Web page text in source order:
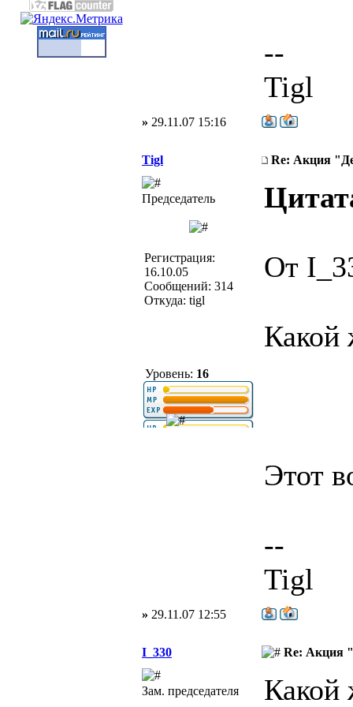
--
Tigl
» 29.11.07 15:16
Tigl Re: Акция
Председатель
Регистрация:
16.10.05
Сообщений: 314
Откуда: tigl
Уровень: 16
От
Какой
Этот
--
Tigl
» 29.11.07 12:55
I_330 Re: Акция
Зам. председателя Какой